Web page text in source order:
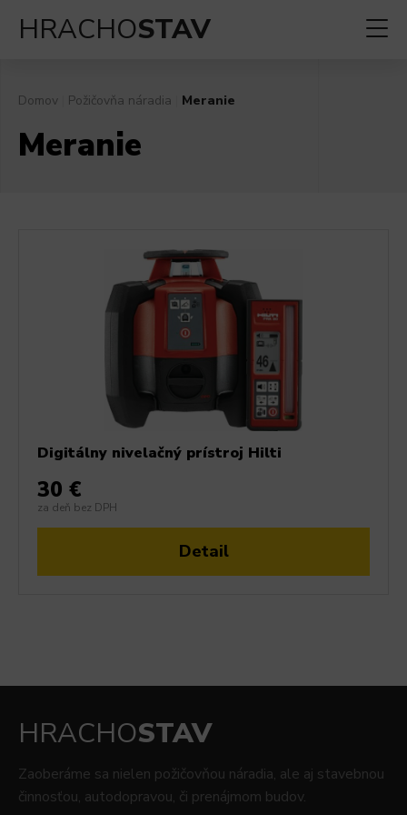
HRACHOSTAV
Domov Požičovňa náradia Meranie
Meranie
Digitálny nivelačný prístroj Hilti
30 €
za deň bez DPH
Detail
HRACHOSTAV
Zaoberáme sa nielen požičovňou náradia, ale aj stavebnou
činnosťou, autodopravou, či prenájmom budov.